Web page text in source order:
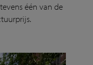
één van de